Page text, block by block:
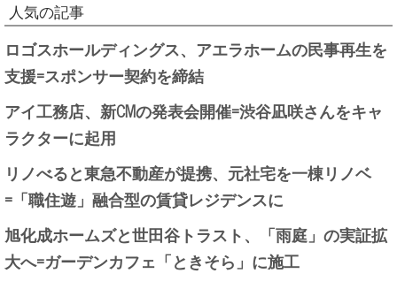
人気の記事
ロゴスホールディングス、アエラホームの民事再生を
支援=スポンサー契約を締結
アイ工務店、新CMの発表会開催=渋谷凪咲さんをキャ
ラクターに起用
リノべると東急不動産が提携、元社宅を一棟リノベ
=「職住遊」融合型の賃貸レジデンスに
旭化成ホームズと世田谷トラスト、「雨庭」の実証拡
大へ=ガーデンカフェ「ときそら」に施工